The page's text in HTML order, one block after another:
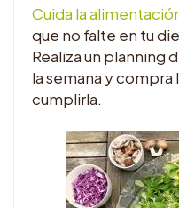
Cuida la
que no falte en tu
Realiza un planning
la semana y compra
cumplirla.